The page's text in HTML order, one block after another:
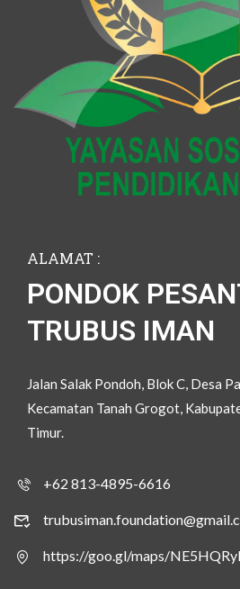
ALAMAT :
PONDOK
TRUBUS IMAN
Jalan Salak Pondoh, Blok C, Desa
Kecamatan Tanah Grogot,
Timur.
+62 813-4895-6616
https://goo.gl/maps/